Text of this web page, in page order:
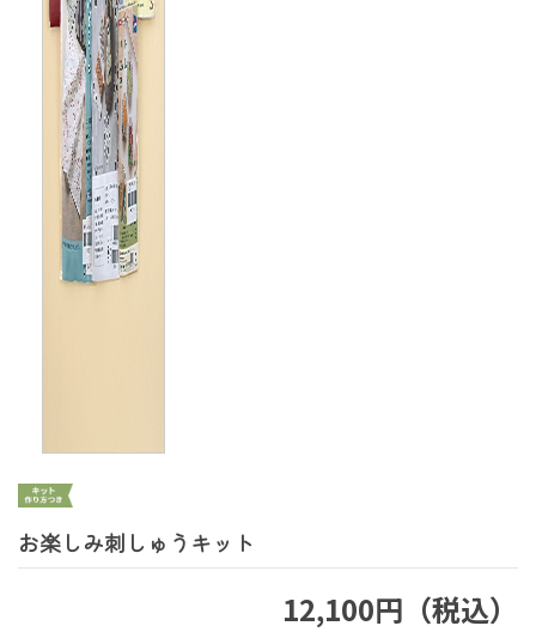
お楽しみ刺しゅうキット
12,100円（税込）